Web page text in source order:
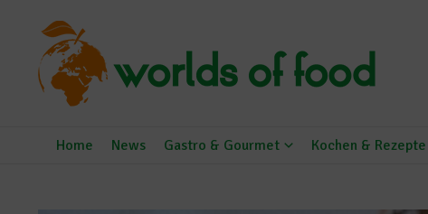
Home News Gastro & Gourmet Kochen & Rezepte